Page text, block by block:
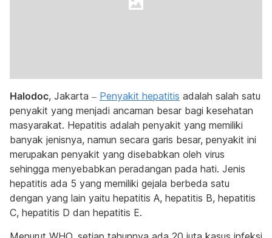
Halodoc, Jakarta – Penyakit hepatitis adalah salah satu
penyakit yang menjadi ancaman besar bagi kesehatan
masyarakat. Hepatitis adalah penyakit yang memiliki
banyak jenisnya, namun secara garis besar, penyakit ini
merupakan penyakit yang disebabkan oleh virus
sehingga menyebabkan peradangan pada hati. Jenis
hepatitis ada 5 yang memiliki gejala berbeda satu
dengan yang lain yaitu hepatitis A, hepatitis B, hepatitis
C, hepatitis D dan hepatitis E.